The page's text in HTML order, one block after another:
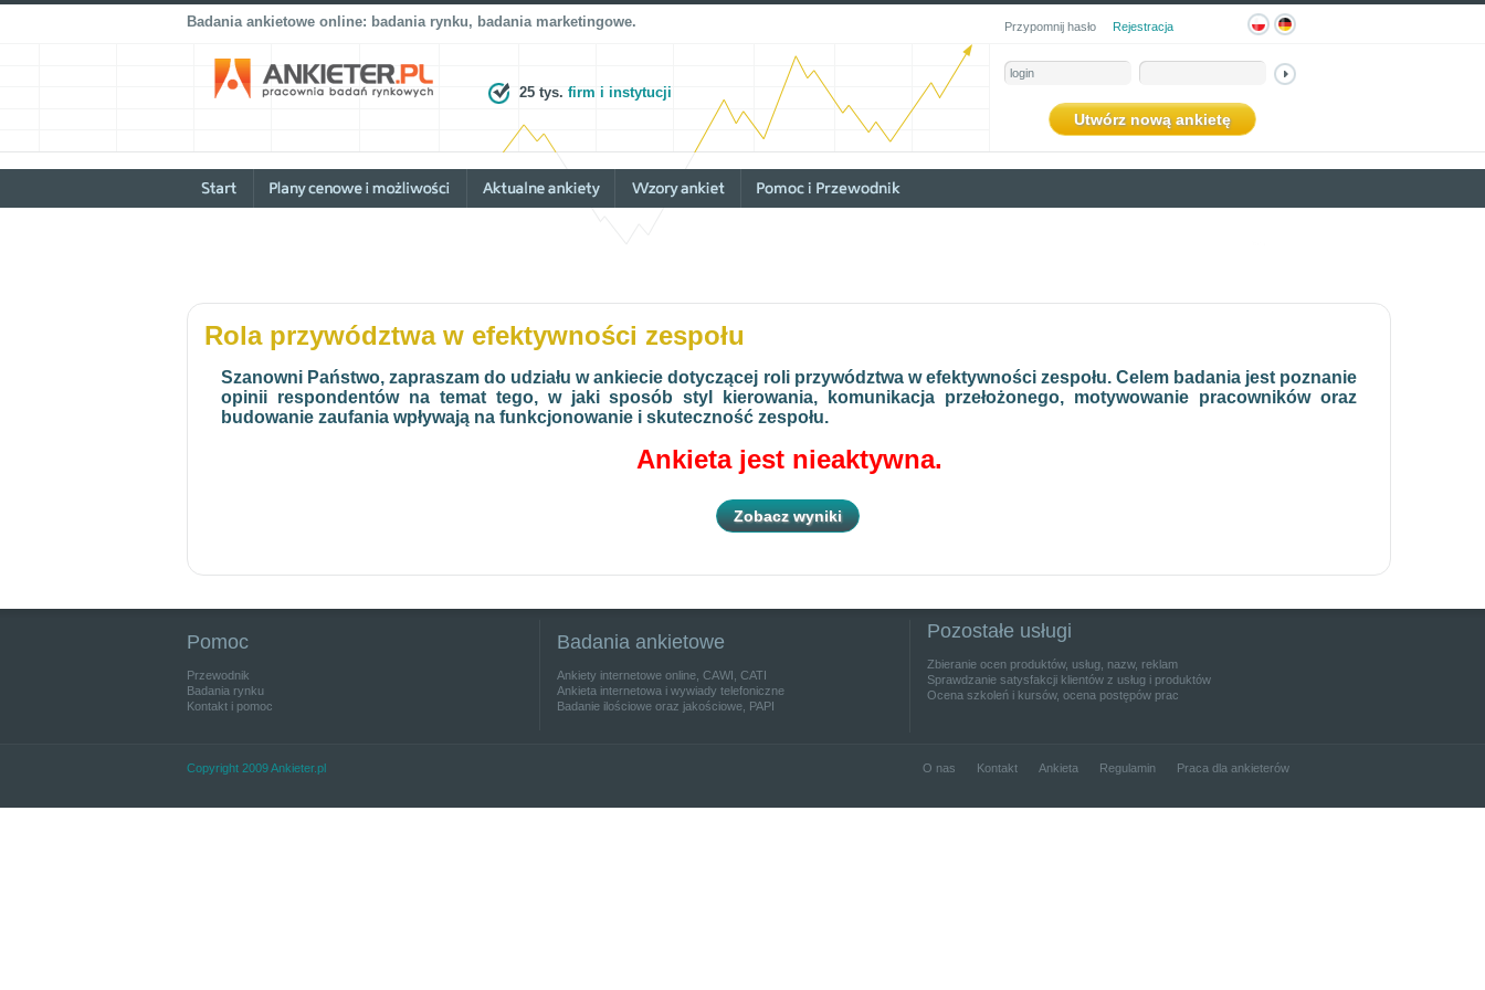
Badania ankietowe online: badania rynku, badania marketingowe.
25 tys. firm i instytucji
Przypomnij hasło Rejestracja
Utwórz nową ankietę
Rola przywództwa w efektywności zespołu
Szanowni Państwo, zapraszam do udziału w ankiecie dotyczącej roli przywództwa w efektywności zespołu. Celem badania jest poznanie
opinii respondentów na temat tego, w jaki sposób styl kierowania, komunikacja przełożonego, motywowanie pracowników oraz
budowanie zaufania wpływają na funkcjonowanie i skuteczność zespołu.
Ankieta jest nieaktywna.
Zobacz wyniki
Pomoc
Przewodnik
Badania rynku
Kontakt i pomoc
Badania ankietowe
Ankiety internetowe online, CAWI, CATI
Ankieta internetowa i wywiady telefoniczne
Badanie ilościowe oraz jakościowe, PAPI
Pozostałe usługi
Zbieranie ocen produktów, usług, nazw, reklam
Sprawdzanie satysfakcji klientów z usług i produktów
Ocena szkoleń i kursów, ocena postępów prac
Copyright 2009 Ankieter.pl O nas Kontakt Ankieta Regulamin Praca dla ankieterów